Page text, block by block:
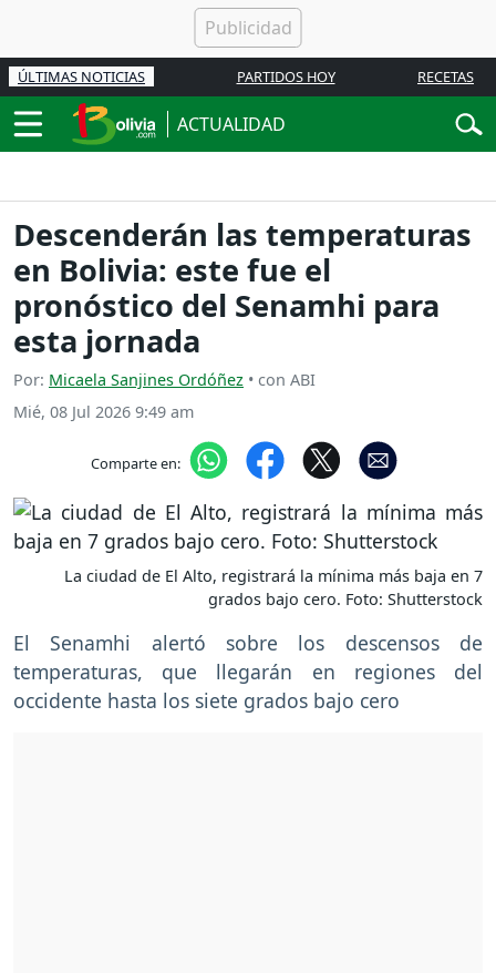
ÚLTIMAS NOTICIAS PARTIDOS HOY RECETAS
ACTUALIDAD
Descenderán las temperaturas
en Bolivia: este fue el
pronóstico del Senamhi para
esta jornada
Por: Micaela Sanjines Ordóñez • con ABI
Mié, 08 Jul 2026 9:49 am
Comparte en:
La ciudad de El Alto, registrará la mínima más baja en 7
grados bajo cero. Foto: Shutterstock
El Senamhi alertó sobre los descensos de
temperaturas, que llegarán en regiones del
occidente hasta los siete grados bajo cero